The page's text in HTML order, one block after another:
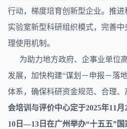
行动，梯度培育创新型企业。推进
实验室新型科研组织模式，完善
理使用机制。
为助力地方政府、企事业单位高
发展，加快构建“谋划－申报－落
体系，确保科研资金规范、合理、
会培训与评价中心定于2025年11
10日—13日在广州举办“十五五”